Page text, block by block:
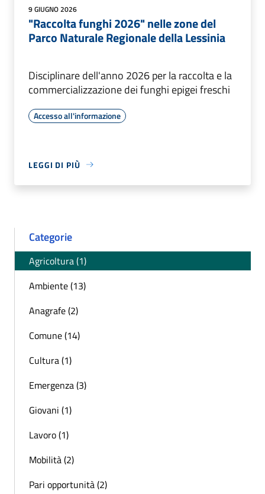
9 GIUGNO 2026
"Raccolta funghi 2026" nelle zone del
Parco Naturale Regionale della Lessinia
Disciplinare dell'anno 2026 per la raccolta e la
commercializzazione dei funghi epigei freschi
Accesso all'informazione
LEGGI DI PIÙ
Categorie
Agricoltura (1)
Ambiente (13)
Anagrafe (2)
Comune (14)
Cultura (1)
Emergenza (3)
Giovani (1)
Lavoro (1)
Mobilità (2)
Pari opportunità (2)